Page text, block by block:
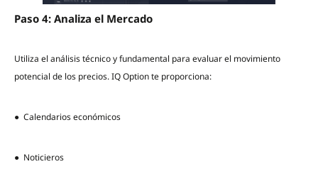
Paso 4: Analiza el Mercado
Utiliza el análisis técnico y fundamental para evaluar el movimiento
potencial de los precios. IQ Option te proporciona:
● Calendarios económicos
● Noticieros